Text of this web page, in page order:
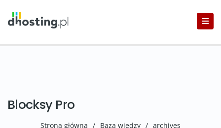
Blocksy Pro
Strona główna / Baza wiedzy / archives